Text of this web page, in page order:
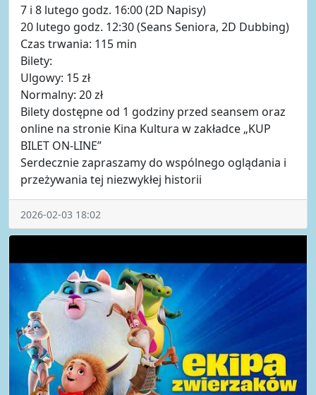
7 i 8 lutego godz. 16:00 (2D Napisy)
20 lutego godz. 12:30 (Seans Seniora, 2D Dubbing)
Czas trwania: 115 min
Bilety:
Ulgowy: 15 zł
Normalny: 20 zł
Bilety dostępne od 1 godziny przed seansem oraz
online na stronie Kina Kultura w zakładce „KUP
BILET ON-LINE”
Serdecznie zapraszamy do wspólnego oglądania i
przeżywania tej niezwykłej historii
2026-02-03 18:02